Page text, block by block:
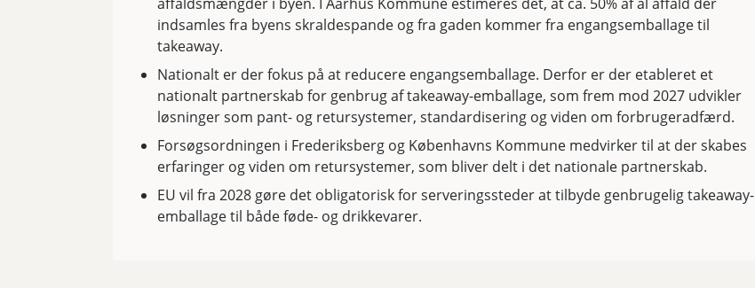
indsamles fra byens skraldespande og fra gaden kommer fra engangsemballage til
takeaway.
Nationalt er der fokus på at reducere engangsemballage. Derfor er der etableret et
nationalt partnerskab for genbrug af takeaway-emballage, som frem mod 2027 udvikler
løsninger som pant- og retursystemer, standardisering og viden om forbrugeradfærd.
Forsøgsordningen i Frederiksberg og Københavns Kommune medvirker til at der skabes
erfaringer og viden om retursystemer, som bliver delt i det nationale partnerskab.
EU vil fra 2028 gøre det obligatorisk for serveringssteder at tilbyde genbrugelig takeaway-
emballage til både føde- og drikkevarer.